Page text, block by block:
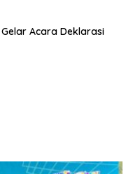
Acara Deklarasi